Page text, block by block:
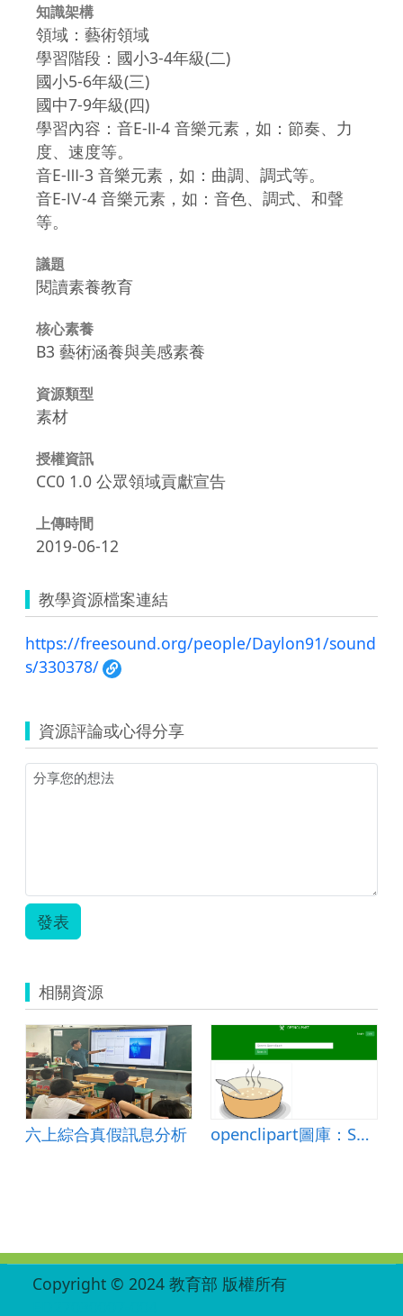
知識架構
領域：藝術領域
學習階段：國小3-4年級(二)
國小5-6年級(三)
國中7-9年級(四)
學習內容：音E-Ⅱ-4 音樂元素，如：節奏、力
度、速度等。
音E-Ⅲ-3 音樂元素，如：曲調、調式等。
音E-Ⅳ-4 音樂元素，如：音色、調式、和聲
等。
議題
閱讀素養教育
核心素養
B3 藝術涵養與美感素養
資源類型
素材
授權資訊
CC0 1.0 公眾領域貢獻宣告
上傳時間
2019-06-12
教學資源檔案連結
https://freesound.org/people/Daylon91/sound
s/330378/
資源評論或心得分享
發表
相關資源
六上綜合真假訊息分析 openclipart圖庫：Soup
Copyright © 2024 教育部 版權所有